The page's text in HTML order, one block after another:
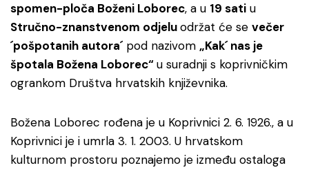
spomen-ploča Boženi Loborec, a u 19 sati u
Stručno-znanstvenom odjeluodržat će se večer
´pošpotanih autora´ pod nazivom „Kak´ nas je
špotala Božena Loborec“ u suradnji s koprivničkim
ogrankom Društva hrvatskih književnika.
Božena Loborec rođena je u Koprivnici 2. 6. 1926., a u
Koprivnici je i umrla 3. 1. 2003. U hrvatskom
kulturnom prostoru poznajemo je između ostaloga